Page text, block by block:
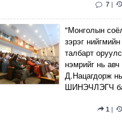
7 |
"Монголын
зэрэг
талбарт
нэмрийг нь авч
Д.Нацагдорж нь
ШИНЭЧЛЭГЧ
1 |